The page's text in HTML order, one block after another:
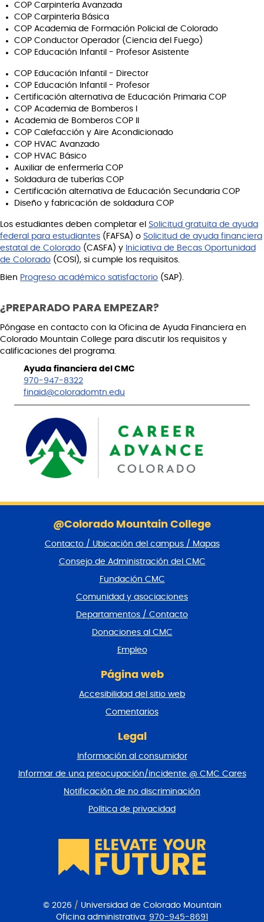
COP Carpintería Avanzada
COP Carpintería Básica
COP Academia de Formación Policial de Colorado
COP Conductor Operador (Ciencia del Fuego)
COP Educación Infantil - Profesor Asistente
COP Educación Infantil - Director
COP Educación Infantil - Profesor
Certificación alternativa de Educación Primaria COP
COP Academia de Bomberos I
Academia de Bomberos COP II
COP Calefacción y Aire Acondicionado
COP HVAC Avanzado
COP HVAC Básico
Auxiliar de enfermería COP
Soldadura de tuberías COP
Certificación alternativa de Educación Secundaria COP
Diseño y fabricación de soldadura COP
Los estudiantes deben completar el Solicitud gratuita de ayuda
federal para estudiantes (FAFSA) o Solicitud de ayuda financiera
estatal de Colorado (CASFA) y Iniciativa de Becas Oportunidad
de Colorado (COSI), si cumple los requisitos.
Bien Progreso académico satisfactorio (SAP).
¿PREPARADO PARA EMPEZAR?
Póngase en contacto con la Oficina de Ayuda Financiera en
Colorado Mountain College para discutir los requisitos y
calificaciones del programa.
Ayuda financiera del CMC
970-947-8322
finaid@coloradomtn.edu
@Colorado Mountain College
Contacto / Ubicación del campus / Mapas
Consejo de Administración del CMC
Fundación CMC
Comunidad y asociaciones
Departamentos / Contacto
Donaciones al CMC
Empleo
Página web
Accesibilidad del sitio web
Comentarios
Legal
Información al consumidor
Informar de una preocupación/incidente @ CMC Cares
Notificación de no discriminación
Política de privacidad
© 2026 / Universidad de Colorado Mountain
Oficina administrativa: 970-945-8691